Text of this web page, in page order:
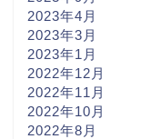
2023年4月
2023年3月
2023年1月
2022年12月
2022年11月
2022年10月
2022年8月